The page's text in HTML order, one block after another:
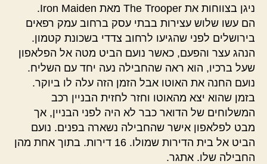
ניגן בצווחות את The Trooper מאת Iron Maiden.
הם עשו שלוש עצירות בבתי עסק ברחוב עמק רפאים
בירושלים לפני שהגיעו לרחוב צדדי בשכונת קטמון.
הנהג עצר והפעם, כאשר נועם הביט מטה אל הפלאפון
שעל ברכיו, הוא ראה שהחבילה נעה יחד עם השליח.
נועם החנה את האוטו אבל הזמן הזה עלה לו ביוקר.
בזמן שהוא יצא מהאוטו וחזר לחזית הבניין רכב
המשלוחים של הדואר כבר לא היה לפני הבניין, אך
מבט לפלאפון אישר שהחבילה נשארה בפנים. נועם
הביט אל בית הדירות שמולו. 16 דירות. בתוך אחת מהן
החבילה שלו. אתגר.